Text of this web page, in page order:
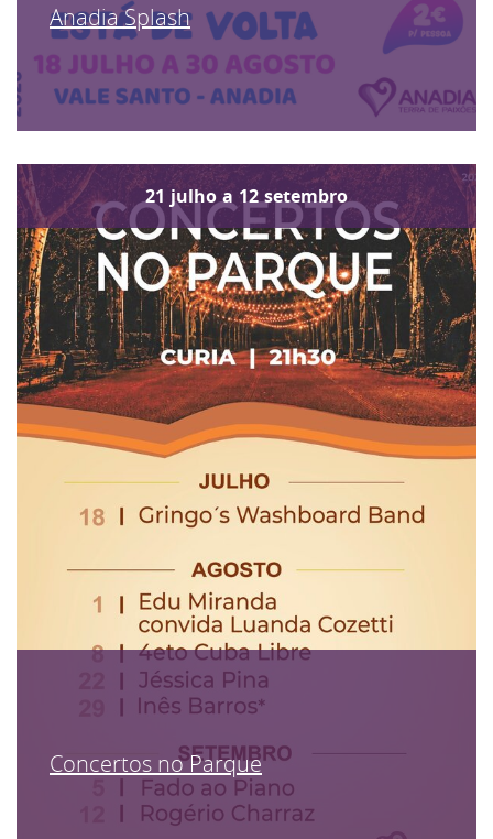
Anadia Splash
21 julho a 12 setembro
Concertos no Parque